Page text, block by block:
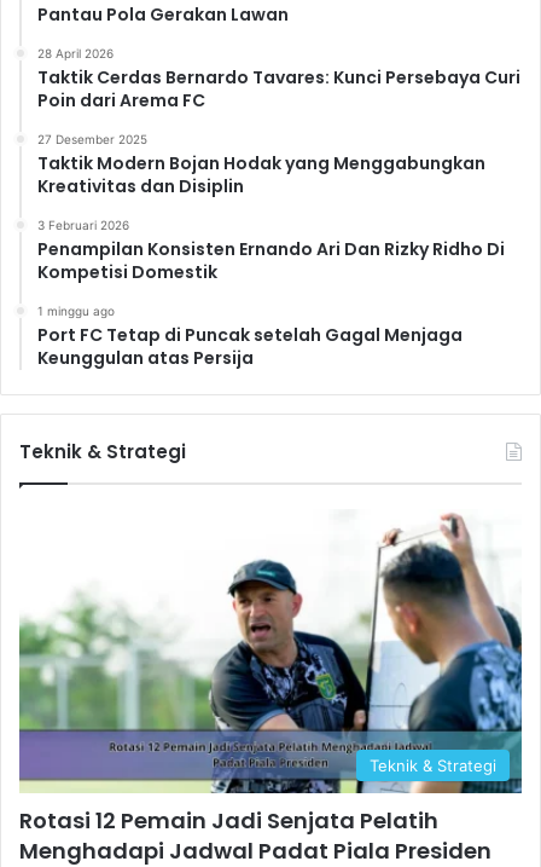
Pantau Pola Gerakan Lawan
28 April 2026
Taktik Cerdas Bernardo Tavares: Kunci Persebaya Curi
Poin dari Arema FC
27 Desember 2025
Taktik Modern Bojan Hodak yang Menggabungkan
Kreativitas dan Disiplin
3 Februari 2026
Penampilan Konsisten Ernando Ari Dan Rizky Ridho Di
Kompetisi Domestik
1 minggu ago
Port FC Tetap di Puncak setelah Gagal Menjaga
Keunggulan atas Persija
Teknik & Strategi
Teknik & Strategi
Rotasi 12 Pemain Jadi Senjata Pelatih
Menghadapi Jadwal Padat Piala Presiden